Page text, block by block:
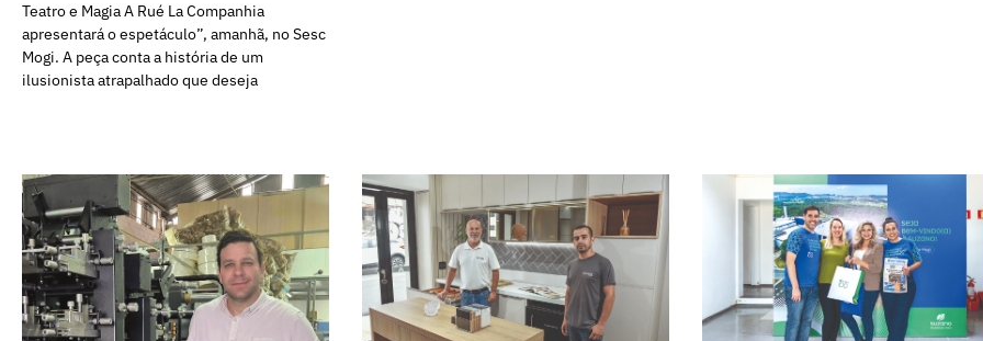
Teatro e Magia A Rué La Companhia
apresentará o espetáculo”, amanhã, no Sesc
Mogi. A peça conta a história de um
ilusionista atrapalhado que deseja